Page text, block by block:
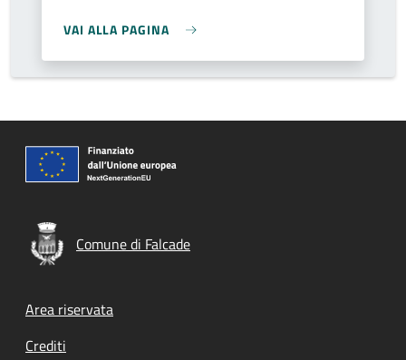
VAI ALLA PAGINA
Comune di Falcade
Footer menu
Area riservata
Crediti